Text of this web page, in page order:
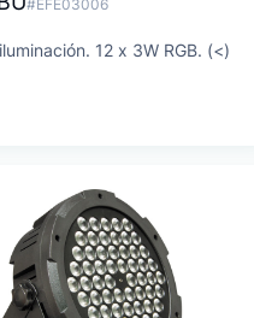
#EFE03006
12 x 3W RGB. (<)